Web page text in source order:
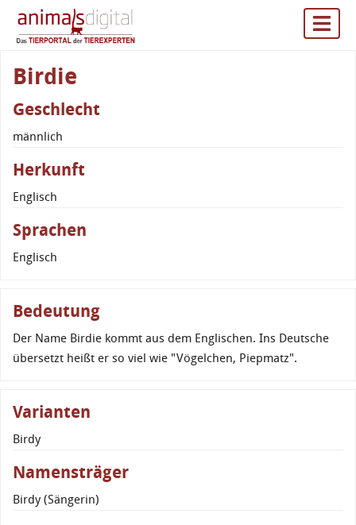
Birdie
Geschlecht
männlich
Herkunft
Englisch
Sprachen
Englisch
Bedeutung
Der Name Birdie kommt aus dem Englischen. Ins Deutsche
übersetzt heißt er so viel wie "Vögelchen, Piepmatz".
Varianten
Birdy
Namensträger
Birdy (Sängerin)